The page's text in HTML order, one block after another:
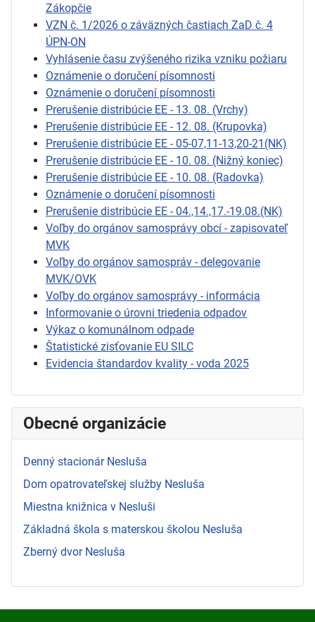
Zákopčie
VZN č. 1/2026 o záväzných častiach ZaD č. 4
ÚPN-ON
Vyhlásenie času zvýšeného rizika vzniku požiaru
Oznámenie o doručení písomnosti
Oznámenie o doručení písomnosti
Prerušenie distribúcie EE - 13. 08. (Vrchy)
Prerušenie distribúcie EE - 12. 08. (Krupovka)
Prerušenie distribúcie EE - 05-07,11-13,20-21(NK)
Prerušenie distribúcie EE - 10. 08. (Nižný koniec)
Prerušenie distribúcie EE - 10. 08. (Radovka)
Oznámenie o doručení písomnosti
Prerušenie distribúcie EE - 04.,14.,17.-19.08.(NK)
Voľby do orgánov samosprávy obcí - zapisovateľ
MVK
Voľby do orgánov samospráv - delegovanie
MVK/OVK
Voľby do orgánov samosprávy - informácia
Informovanie o úrovni triedenia odpadov
Výkaz o komunálnom odpade
Štatistické zisťovanie EU SILC
Evidencia štandardov kvality - voda 2025
Obecné organizácie
Denný stacionár Nesluša
Dom opatrovateľskej služby Nesluša
Miestna knižnica v Nesluši
Základná škola s materskou školou Nesluša
Zberný dvor Nesluša